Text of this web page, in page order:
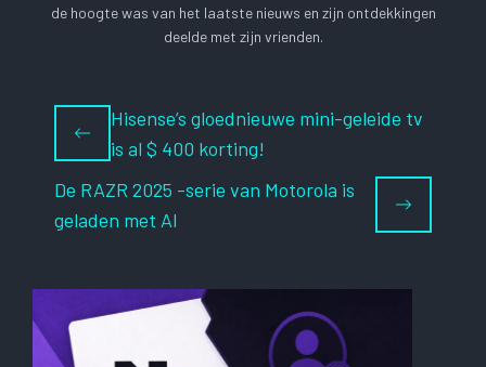
de hoogte was van het laatste nieuws en zijn ontdekkingen
deelde met zijn vrienden.
Hisense’s gloednieuwe mini-geleide tv
is al $ 400 korting!
De RAZR 2025 -serie van Motorola is
geladen met AI